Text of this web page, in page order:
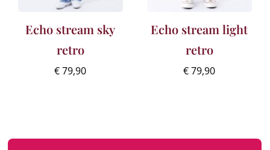
Echo stream sky
retro
€79,90
Echo stream light
retro
€79,90